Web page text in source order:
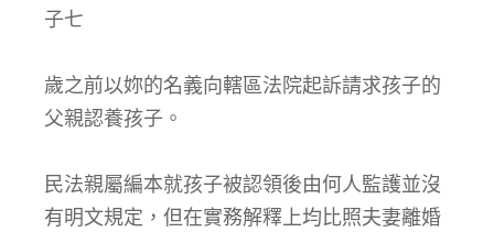
子七
歲之前以妳的名義向轄區法院起訴請求孩子的
父親認養孩子。
民法親屬編本就孩子被認領後由何人監護並沒
有明文規定，但在實務解釋上均比照夫妻離婚